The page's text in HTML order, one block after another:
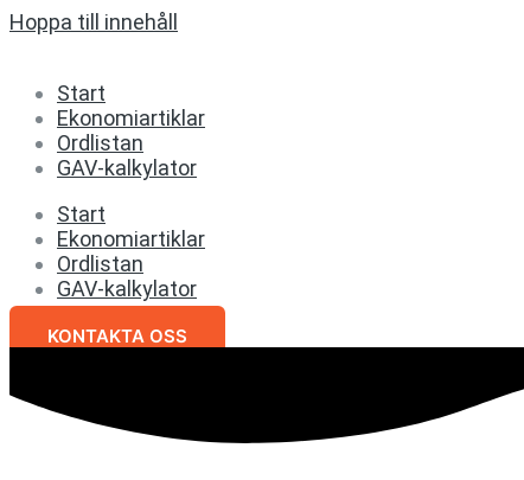
Hoppa till innehåll
Start
Ekonomiartiklar
Ordlistan
GAV-kalkylator
Start
Ekonomiartiklar
Ordlistan
GAV-kalkylator
KONTAKTA OSS